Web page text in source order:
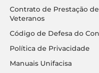
Contrato de Prestação
Veteranos
Código de Defesa do
Política de Privacidade
Manuais Unifacisa